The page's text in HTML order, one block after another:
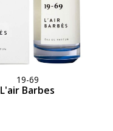
19-69
L'air Barbes